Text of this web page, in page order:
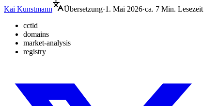
Kai Kunstmann
Übersetzung·1. Mai 2026·ca. 7 Min. Lesezeit
cctld
domains
market-analysis
registry